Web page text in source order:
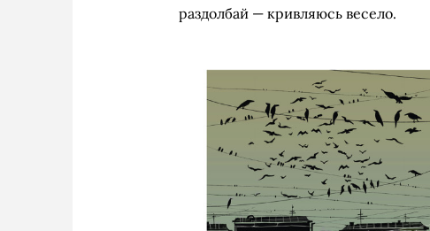
раздолбай — кривляюсь весело.